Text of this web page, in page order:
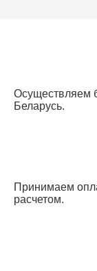
Осуществляем
Беларусь.
Принимаем
расчетом.